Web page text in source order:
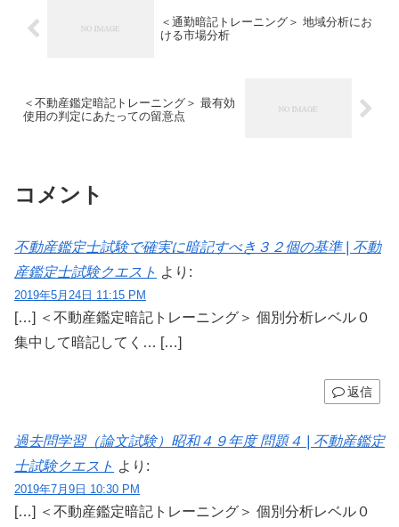
＜通勤暗記トレーニング＞ 地域分析にお
ける市場分析
＜不動産鑑定暗記トレーニング＞ 最有効
使用の判定にあたっての留意点
コメント
不動産鑑定士試験で確実に暗記すべき３２個の基準 | 不動
産鑑定士試験クエスト より:
2019年5月24日 11:15 PM
[…] ＜不動産鑑定暗記トレーニング＞ 個別分析レベル０
集中して暗記してく… […]
返信
過去問学習（論文試験）昭和４９年度 問題４ | 不動産鑑定
士試験クエスト より:
2019年7月9日 10:30 PM
[…] ＜不動産鑑定暗記トレーニング＞ 個別分析レベル０